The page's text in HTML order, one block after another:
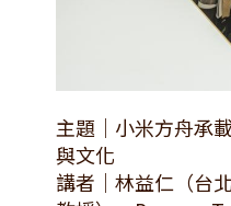
主題｜小米方舟承
與文化
講者｜林益仁（台